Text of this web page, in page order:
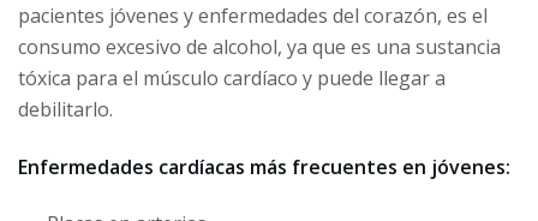
pacientes jóvenes y enfermedades del corazón, es el
consumo excesivo de alcohol, ya que es una sustancia
tóxica para el músculo cardíaco y puede llegar a
debilitarlo.
Enfermedades cardíacas más frecuentes en jóvenes: